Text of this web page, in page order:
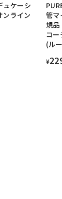
ケーシ
ンライン
管マ
規品
コー
(ル
¥